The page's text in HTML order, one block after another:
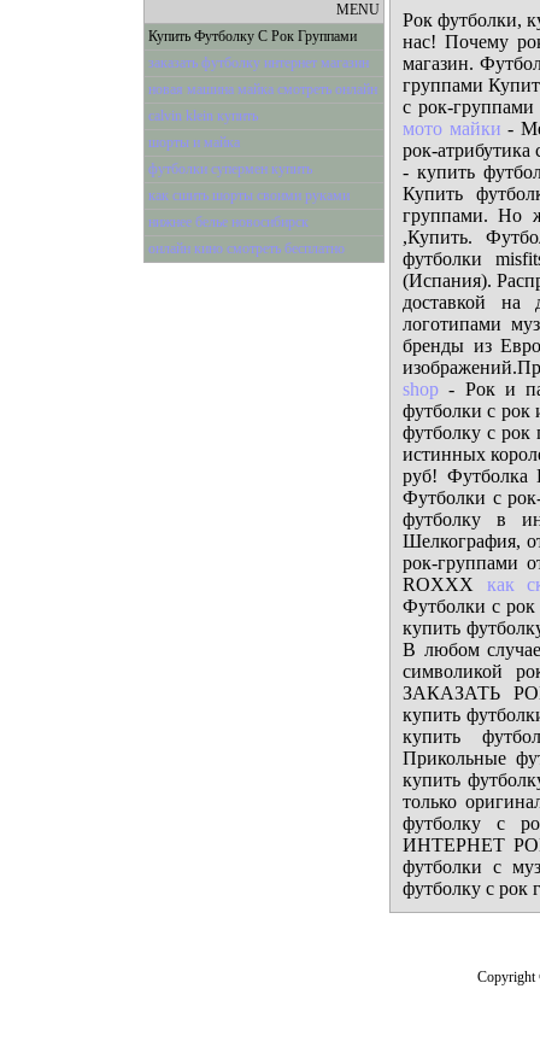
MENU
Купить Футболку С Рок Группами
заказать футболку интернет магазин
новая машина майка смотреть онлайн
calvin klein купить
шорты и майка
футболки супермен купить
как сшить шорты своими руками
нижнее белье новосибирск
онлайн кино смотреть бесплатно
Рок футболки,
нас! Почему
магазин.
группами
с рок-
мото майки -
рок-атрибутика
- купить
Купить
группами. Но
,Купить.
футболки
(Испания).
доставкой
логотипами
бренды из
shop - Рок и
футболки с рок
футболку с рок
истинных
руб! Футболка
Футболки с
футболку в
Шелкография,
рок-группами
ROXXX как
Футболки с рок
купить
В любом
символикой
ЗАКАЗАТЬ
купить
купить
Прикольные
купить
только
футболку с
ИНТЕРНЕТ
футболки с
футболку с рок
Copyright